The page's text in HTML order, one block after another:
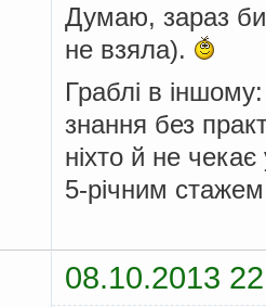
Думаю, зараз
не взяла).
Граблі в
знання без
ніхто й не
5-річним
08.10.2013